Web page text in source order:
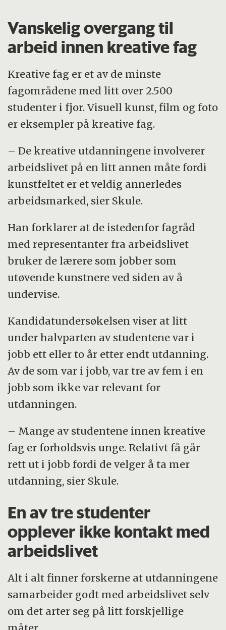
Vanskelig overgang til
arbeid innen kreative fag
Kreative fag er et av de minste
fagområdene med litt over 2.500
studenter i fjor. Visuell kunst, film og foto
er eksempler på kreative fag.
– De kreative utdanningene involverer
arbeidslivet på en litt annen måte fordi
kunstfeltet er et veldig annerledes
arbeidsmarked, sier Skule.
Han forklarer at de istedenfor fagråd
med representanter fra arbeidslivet
bruker de lærere som jobber som
utøvende kunstnere ved siden av å
undervise.
Kandidatundersøkelsen viser at litt
under halvparten av studentene var i
jobb ett eller to år etter endt utdanning.
Av de som var i jobb, var tre av fem i en
jobb som ikke var relevant for
utdanningen.
– Mange av studentene innen kreative
fag er forholdsvis unge. Relativt få går
rett ut i jobb fordi de velger å ta mer
utdanning, sier Skule.
En av tre studenter
opplever ikke kontakt med
arbeidslivet
Alt i alt finner forskerne at utdanningene
samarbeider godt med arbeidslivet selv
om det arter seg på litt forskjellige